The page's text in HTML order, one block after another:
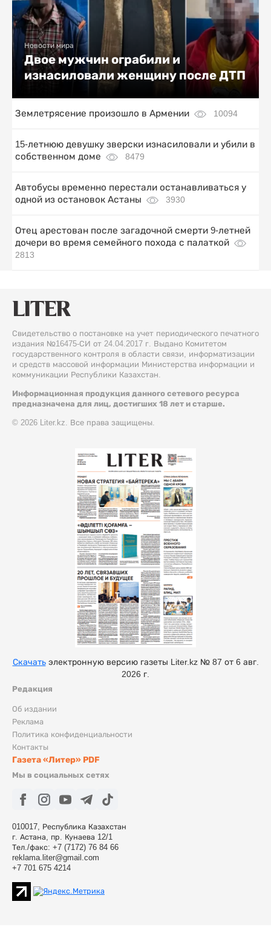
Новости мира
Двое мужчин ограбили и
изнасиловали женщину после ДТП
Землетрясение произошло в Армении 10094
15-летнюю девушку зверски изнасиловали и убили в
собственном доме
8479
Автобусы временно перестали останавливаться у
одной из остановок Астаны
3930
Отец арестован после загадочной смерти 9-летней
дочери во время семейного похода с палаткой
2813
Свидетельство о постановке на учет периодического печатного
издания №16475-СИ от 24.04.2017 г. Выдано Комитетом
государственного контроля в области связи, информатизации
и средств массовой информации Министерства информации и
коммуникации Республики Казахстан.
Информационная продукция данного сетевого ресурса
предназначена для лиц, достигших 18 лет и старше.
© 2026 Liter.kz. Все права защищены.
Редакция
Об издании
Реклама
Политика конфиденциальности
Контакты
Газета «Литер» PDF
Мы в социальных сетях
010017, Республика Казахстан
г. Астана, пр. Кунаева 12/1
Тел./факс: +7 (7172) 76 84 66
reklama.liter@gmail.com
+7 701 675 4214
Скачатьэлектронную версию газеты Liter.kz № 87 от 6 авг.
2026 г.